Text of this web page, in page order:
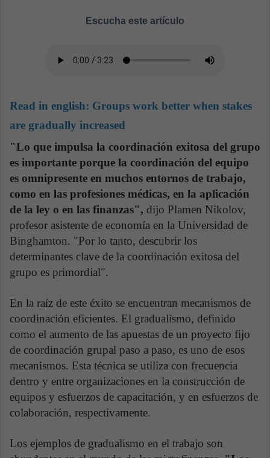
Escucha este artículo
Read in english: Groups work better when stakes
are gradually increased
"Lo que impulsa la coordinación exitosa del grupo
es importante porque la coordinación del equipo
es omnipresente en muchos entornos de trabajo,
como en las profesiones médicas, en la aplicación
de la ley o en las finanzas", dijo Plamen Nikolov,
profesor asistente de economía en la Universidad de
Binghamton. "Por lo tanto, descubrir los
determinantes clave de la coordinación exitosa del
grupo es primordial".
En la raíz de este éxito se encuentran mecanismos de
coordinación eficientes. El gradualismo, definido
como el aumento de las apuestas de un proyecto fijo
de coordinación grupal paso a paso, es uno de esos
mecanismos. Esta técnica se utiliza con frecuencia
dentro y entre organizaciones en la construcción de
equipos y esfuerzos de capacitación, y en esfuerzos de
colaboración, respectivamente.
Los ejemplos de gradualismo en el trabajo son